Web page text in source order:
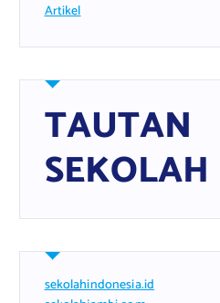
Artikel
TAUTAN
SEKOLAH
sekolahindonesia.id